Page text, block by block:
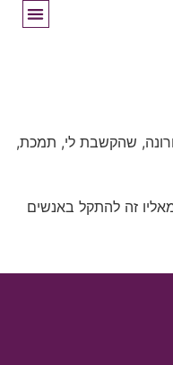
שהקשבת לי, תמכת,
זה להתקל באנשים